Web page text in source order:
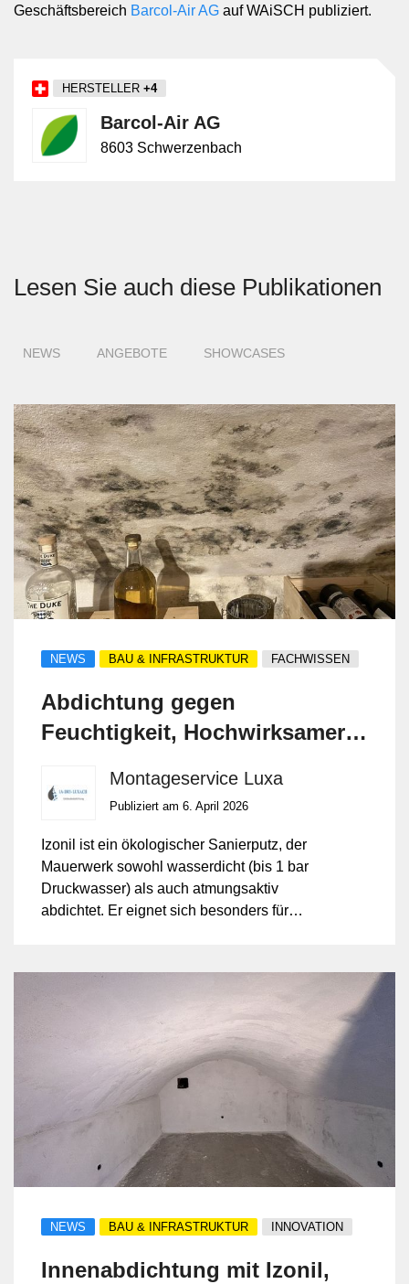
Geschäftsbereich Barcol-Air AG auf WAiSCH publiziert.
HERSTELLER +4
Barcol-Air AG
8603 Schwerzenbach
Lesen Sie auch diese Publikationen
NEWS ANGEBOTE SHOWCASES
NEWS BAU & INFRASTRUKTUR FACHWISSEN
Abdichtung gegen
Feuchtigkeit, Hochwirksamer,
ohne Chemie
Montageservice Luxa
Publiziert am 6. April 2026
Izonil ist ein ökologischer Sanierputz, der
Mauerwerk sowohl wasserdicht (bis 1 bar
Druckwasser) als auch atmungsaktiv
abdichtet. Er eignet sich besonders für
Schutz gegen Salz- und Säureeinträge
NEWS BAU & INFRASTRUKTUR INNOVATION
Innenabdichtung mit Izonil,